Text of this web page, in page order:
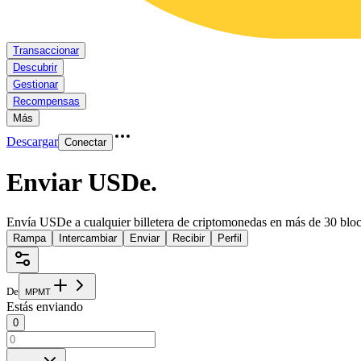
Transaccionar
Descubrir
Gestionar
Recompensas
Más
Descargar Conectar
Enviar USDe.
Envía USDe a cualquier billetera de criptomonedas en más de 30
Rampa Intercambiar Enviar Recibir Perfil
De MPMT
Estás enviando
0